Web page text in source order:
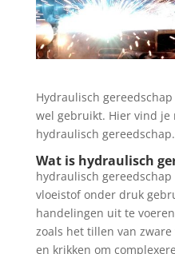
Hydraulisch
wel gebruikt. Hier vind
hydraulisch gereedschap.
Wat is hydraulisch
hydraulisch
vloeistof onder druk
handelingen uit te
zoals het tillen van
en krikken om